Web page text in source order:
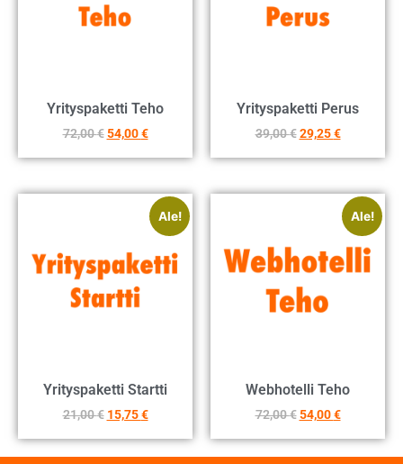
Yrityspaketti Teho
72,00€ 54,00€
Yrityspaketti Perus
39,00€ 29,25€
Ale!
Yrityspaketti Startti
21,00€ 15,75€
Ale!
Webhotelli Teho
72,00€ 54,00€